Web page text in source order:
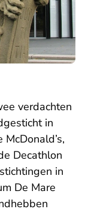
verdachten
in
Decathlon
in
De Mare